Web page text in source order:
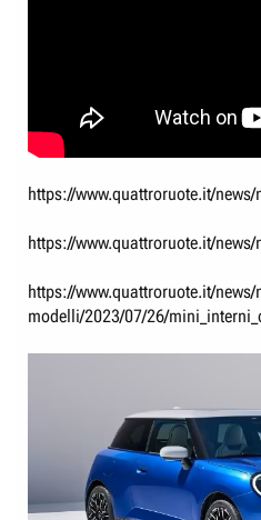
https://www.quattroruote.it/
https://www.quattroruote.it/
https://www.quattroruote.it/news/
modelli/2023/07/26/